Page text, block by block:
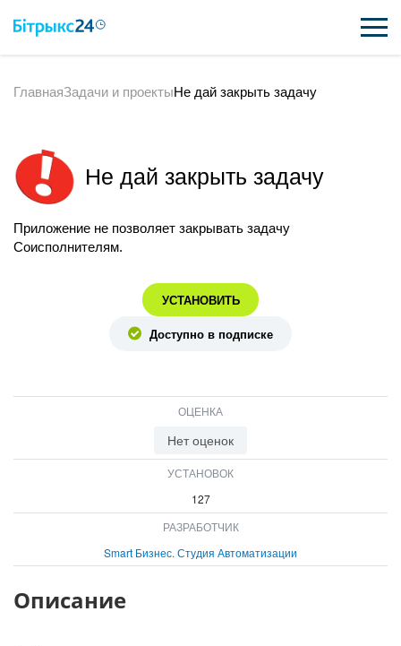
ВОЗМОЖНОСТИ
ИНТЕГРАЦИИ
ВХОД
ГлавнаяЗадачи и проектыНе дай закрыть задачу
Не дай закрыть задачу
Приложение не позволяет закрывать задачу
Соисполнителям.
УСТАНОВИТЬ
Доступно в подписке
ОЦЕНКА
Нет оценок
УСТАНОВОК
127
РАЗРАБОТЧИК
Smart Бизнес. Студия Автоматизации
Описание